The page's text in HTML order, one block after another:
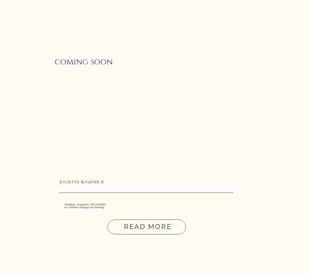
Wedding- Inspiration: ORCHIDEEN
im schönen Weingut von Winning
READ MORE
Juliette & patrick
coming soon